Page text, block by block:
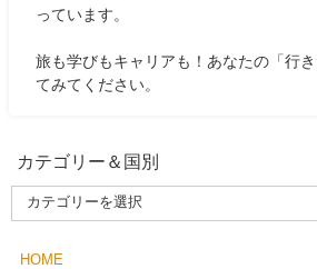
っています。
旅も学びもキャリアも！あなたの「行き
てみてください。
カテゴリー＆国別
HOME